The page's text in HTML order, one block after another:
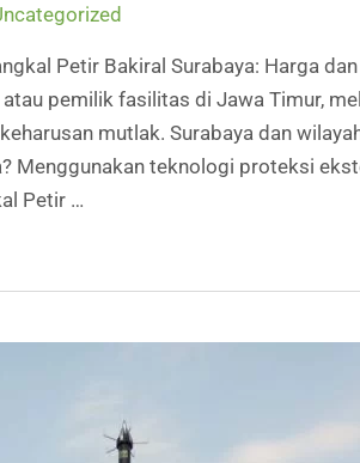
Petir Bakiral Surabaya: Harga
pemilik fasilitas di Jawa Timur,
mutlak. Surabaya dan
Menggunakan teknologi proteksi
Petir …